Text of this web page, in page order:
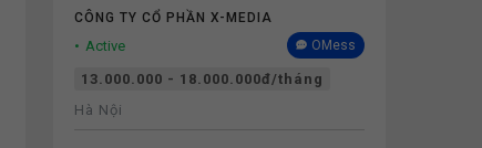
CÔNG TY CỔ PHẦN X-MEDIA
Active OMess
13.000.000 - 18.000.000đ/tháng
Hà Nội